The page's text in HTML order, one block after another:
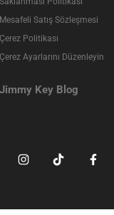
Mesafeli Satış Sözleşmesi
Çerez Politikası
Çerez Ayarlarını Düzenleyin
Jimmy Key Blog